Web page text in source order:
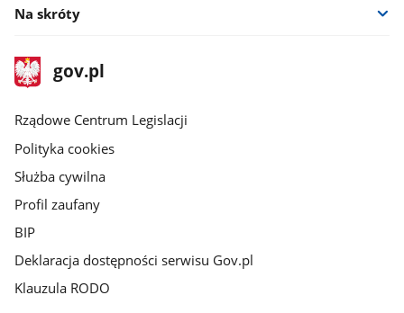
Na skróty
stopka
gov.plStrona
gov.pl
Rządowe Centrum Legislacji
Polityka cookies
Służba cywilna
Profil zaufany
BIP
Deklaracja dostępności serwisu Gov.pl
Klauzula RODO